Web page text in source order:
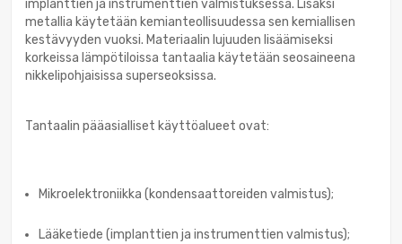
implanttien ja instrumenttien valmistuksessa. Lisäksi
metallia käytetään kemianteollisuudessa sen kemiallisen
kestävyyden vuoksi. Materiaalin lujuuden lisäämiseksi
korkeissa lämpötiloissa tantaalia käytetään seosaineena
nikkelipohjaisissa superseoksissa.
Tantaalin pääasialliset käyttöalueet ovat:
Mikroelektroniikka (kondensaattoreiden valmistus);
Lääketiede (implanttien ja instrumenttien valmistus);